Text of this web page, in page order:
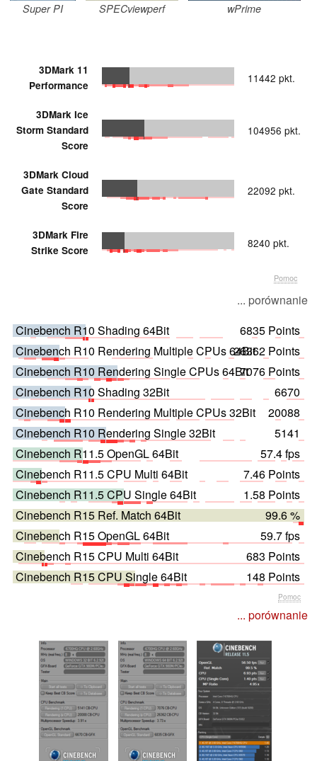
Super PI SPECviewperf wPrime
3DMark 11
Performance
11442 pkt.
3DMark Ice
Storm Standard
Score
104956 pkt.
3DMark Cloud
Gate Standard
Score
22092 pkt.
3DMark Fire
Strike Score
8240 pkt.
Pomoc
... porównanie
Cinebench R10 Shading 64Bit
6835 Points
Cinebench R10 Rendering Multiple CPUs 64Bit26362 Points
Cinebench R10 Rendering Single CPUs 64Bit7076 Points
Cinebench R10 Shading 32Bit
6670
Cinebench R10 Rendering Multiple CPUs 32Bit
20088
Cinebench R10 Rendering Single 32Bit
5141
Cinebench R11.5 OpenGL 64Bit
57.4 fps
Cinebench R11.5 CPU Multi 64Bit
7.46 Points
Cinebench R11.5 CPU Single 64Bit
1.58 Points
Cinebench R15 Ref. Match 64Bit
99.6 %
Cinebench R15 OpenGL 64Bit
59.7 fps
Cinebench R15 CPU Multi 64Bit
683 Points
Cinebench R15 CPU Single 64Bit
148 Points
Pomoc
... porównanie